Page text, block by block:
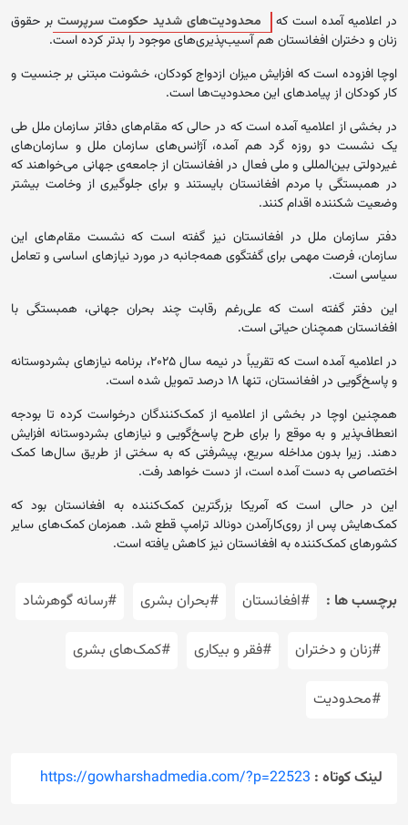
در اعلامیه آمده است که
محدودیت‌های شدید حکومت سرپرست بر حقوق
زنان و ‏دختران افغانستان هم آسیب‌پذیری‌های موجود را بدتر کرده است.
اوچا افزوده است که افزایش میزان ازدواج کودکان، خشونت مبتنی بر ‏جنسیت و
کار کودکان از پیامدهای این محدودیت‌ها است.‏
در بخشی از اعلامیه آمده است که در حالی که مقام‌های دفاتر سازمان ملل طی
یک ‏نشست دو روزه گرد هم آمده، آژانس‌های سازمان ملل و سازمان‌های
غیردولتی بین‌المللی و ملی فعال در افغانستان از جامعه‌ی جهانی می‌خواهند که
در ‏همبستگی با مردم افغانستان بایستند و برای جلوگیری از وخامت بیشتر
وضعیت ‏شکننده اقدام کنند‎.‎
دفتر سازمان ملل در افغانستان نیز گفته است که نشست مقام‌های این
سازمان، فرصت مهمی برای گفتگوی همه‌جانبه در مورد نیازهای ‏اساسی و تعامل
سیاسی است. ‏
این دفتر گفته است که علی‌رغم رقابت چند بحران جهانی، همبستگی با
افغانستان ‏همچنان حیاتی است.‏
در اعلامیه آمده است که تقریباً در ‏نیمه سال ۲۰۲۵، برنامه نیازهای بشردوستانه
و پاسخ‌گویی در افغانستان، تنها ۱۸ ‏درصد تمویل شده است.‏
همچنین اوچا در بخشی از اعلامیه از کمک‌کنندگان درخواست کرده تا بودجه
انعطاف‌پذیر و به موقع را برای ‏طرح پاسخ‌گویی و نیازهای بشردوستانه افزایش
دهند. ‏زیرا بدون مداخله سریع، پیشرفتی که به سختی از طریق سال‌ها ‏کمک
اختصاصی به دست آمده است، از دست خواهد رفت.
این در حالی است که آمریکا بزرگترین کمک‌کننده به افغانستان بود که
کمک‌هایش پس از روی‌کارآمدن ‏دونالد ترامپ قطع شد.‏ همزمان کمک‌های سایر
کشورهای کمک‌کننده به افغانستان نیز کاهش یافته است.‏
برچسب ها : #افغانستان #بحران بشری #رسانه گوهرشاد
#زنان و دختران #فقر و بیکاری #کمک‌های بشری
#محدودیت
لینک کوتاه : https://gowharshadmedia.com/?p=22523